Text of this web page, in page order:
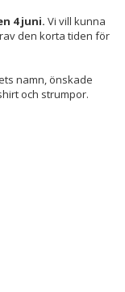
4 juni. Vi vill kunna
den korta tiden för
namn, önskade
och strumpor.